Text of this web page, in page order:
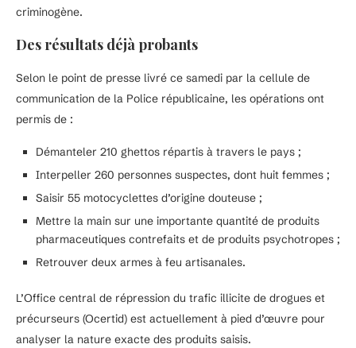
criminogène.
Des résultats déjà probants
Selon le point de presse livré ce samedi par la cellule de
communication de la Police républicaine, les opérations ont
permis de :
Démanteler 210 ghettos répartis à travers le pays ;
Interpeller 260 personnes suspectes, dont huit femmes ;
Saisir 55 motocyclettes d’origine douteuse ;
Mettre la main sur une importante quantité de produits
pharmaceutiques contrefaits et de produits psychotropes ;
Retrouver deux armes à feu artisanales.
L’Office central de répression du trafic illicite de drogues et
précurseurs (Ocertid) est actuellement à pied d’œuvre pour
analyser la nature exacte des produits saisis.